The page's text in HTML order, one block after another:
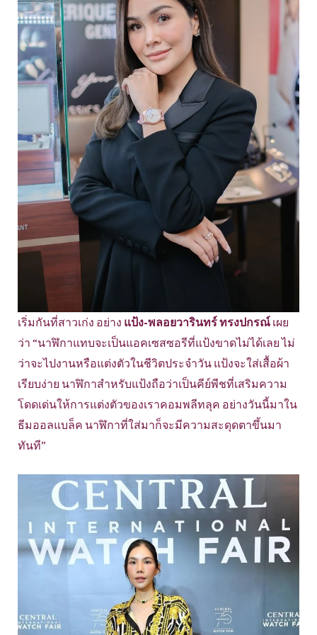
เริ่มกันที่สาวเก่ง อย่าง แป้ง-พลอยวารินทร์ ทรงปกรณ์ เผย
ว่า “นาฬิกาแทบจะเป็นแอคเซสซอรีที่แป้งขาดไม่ได้เลย ไม่
ว่าจะไปงานหรือแต่งตัวในชีวิตประจำวัน แป้งจะใส่เสื้อผ้า
เรียบง่าย นาฬิกาสำหรับแป้งถือว่าเป็นคีย์พีชที่เสริมความ
โดดเด่นให้การแต่งตัวของเราคอมพลีทลุค อย่างวันนี้มาใน
ธีมออลแบล็ค นาฬิกาที่ใส่มาก็จะมีความสะดุดตาขึ้นมา
ทันที”